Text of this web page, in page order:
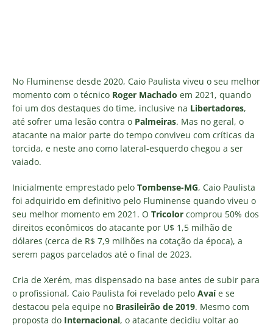
No Fluminense desde 2020, Caio Paulista viveu o seu melhor
momento com o técnico Roger Machado em 2021, quando
foi um dos destaques do time, inclusive na Libertadores,
até sofrer uma lesão contra o Palmeiras. Mas no geral, o
atacante na maior parte do tempo conviveu com críticas da
torcida, e neste ano como lateral-esquerdo chegou a ser
vaiado.
Inicialmente emprestado pelo Tombense-MG, Caio Paulista
foi adquirido em definitivo pelo Fluminense quando viveu o
seu melhor momento em 2021. O Tricolor comprou 50% dos
direitos econômicos do atacante por U$ 1,5 milhão de
dólares (cerca de R$ 7,9 milhões na cotação da época), a
serem pagos parcelados até o final de 2023.
Cria de Xerém, mas dispensado na base antes de subir para
o profissional, Caio Paulista foi revelado pelo Avaíe se
destacou pela equipe no Brasileirão de 2019. Mesmo com
proposta do Internacional, o atacante decidiu voltar ao